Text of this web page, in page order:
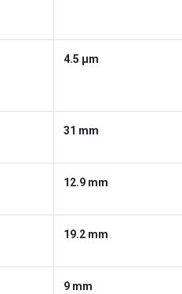
4.5 µm
31 mm
12.9 mm
19.2 mm
9 mm